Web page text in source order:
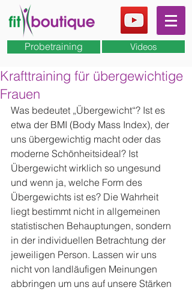
Probetraining Videos
Krafttraining für übergewichtige
Frauen
Was bedeutet „Übergewicht“? Ist es
etwa der BMI (Body Mass Index), der
uns übergewichtig macht oder das
moderne Schönheitsideal? Ist
Übergewicht wirklich so ungesund
und wenn ja, welche Form des
Übergewichts ist es? Die Wahrheit
liegt bestimmt nicht in allgemeinen
statistischen Behauptungen, sondern
in der individuellen Betrachtung der
jeweiligen Person. Lassen wir uns
nicht von landläufigen Meinungen
abbringen um uns auf unsere Stärken